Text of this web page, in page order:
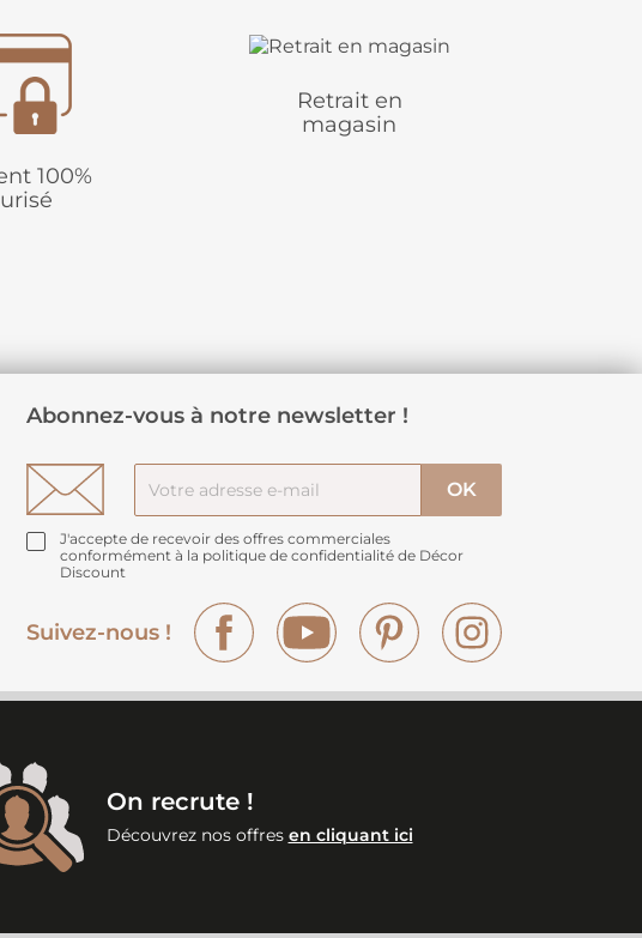
100%
Retrait en
magasin
Abonnez-vous à notre newsletter !
J'accepte de recevoir des offres commerciales
conformément à la politique de confidentialité de Décor
Discount
Suivez-nous !
Facebook YouTube Pinterest
On recrute !
Découvrez nos offres en cliquant ici